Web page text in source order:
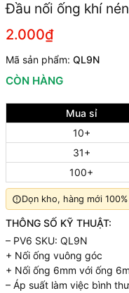
Đầu nối ống khí
2.000₫
Mã sản phẩm: QL9N
CÒN HÀNG
Mua sỉ
10+
31+
100+
Dọn kho, hàng mới
THÔNG SỐ KỸ THUẬT:
– PV6 SKU: QL9N
+ Nối ống vuông góc
+ Nối ống 6mm với ống
– Áp suất làm việc bình